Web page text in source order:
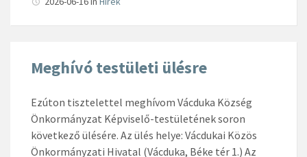
Meghívó testületi ülésre
Ezúton tisztelettel meghívom Vácduka Község
Önkormányzat Képviselő-testületének soron
következő ülésére. Az ülés helye: Vácdukai Közös
Önkormányzati Hivatal (Vácduka, Béke tér 1.) Az